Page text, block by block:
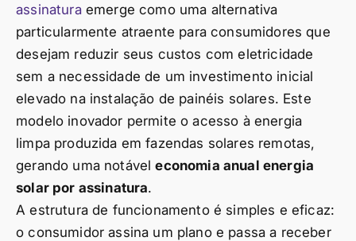
assinaturaemerge como uma alternativa
particularmente atraente para consumidores que
desejam reduzir seus custos com eletricidade
sem a necessidade de um investimento inicial
elevado na instalação de painéis solares. Este
modelo inovador permite o acesso à energia
limpa produzida em fazendas solares remotas,
gerando uma notáveleconomia anual energia
solar por assinatura.
A estrutura de funcionamento é simples e eficaz:
o consumidor assina um plano e passa a receber